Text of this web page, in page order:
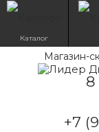
Магазин-
8
+7
Каталог